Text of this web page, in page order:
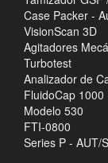
Case Packer -
VisionScan 3D
Agitadores
Turbotest
Analizador de
FluidoCap 1000
Modelo 530
FTI-0800
Series P - AUT/